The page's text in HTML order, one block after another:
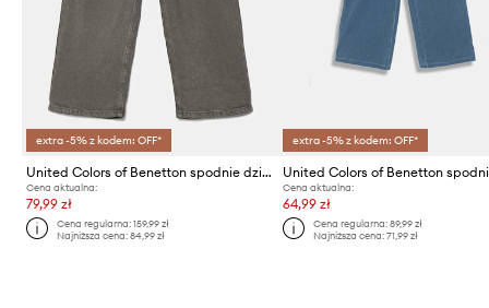
extra -5% z kodem: OFF*
United Colors of Benetton spodnie dziecięce
Cena aktualna:
79,99 zł
Cena regularna:159,99 zł
Najniższa cena:84,99 zł
extra -5% z kodem: OFF*
Cena aktualna:
64,99 zł
Cena regularna: 89,99 zł
Najniższa cena: 71,99 zł